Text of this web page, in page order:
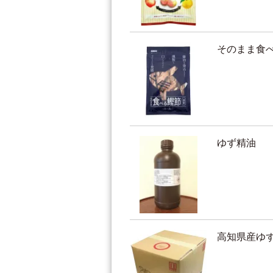
そのまま食
ゆず精油
高知県産ゆ